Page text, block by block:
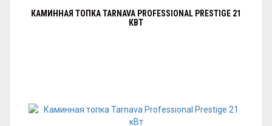
КАМИННАЯ ТОПКА TARNAVA PROFESSIONAL PRESTIGE 21
КВТ